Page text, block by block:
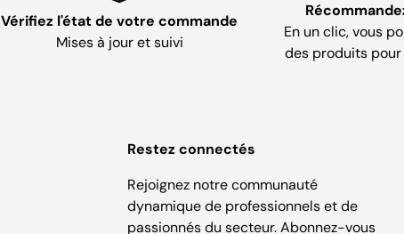
Vérifiez l'état de votre commande
Mises à jour et suivi
En un clic, vous
des produits
Restez connectés
Rejoignez notre communauté
dynamique de professionnels et de
passionnés du secteur. Abonnez-vous